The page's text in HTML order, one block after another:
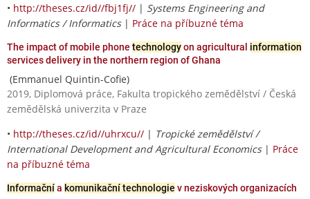
• http://theses.cz/id//fbj1fj// | Systems Engineering and
Informatics / Informatics| Práce na příbuzné téma
The impact of mobile phone technologyon agricultural information
services delivery in the northern region of Ghana
(Emmanuel Quintin-Cofie)
2019, Diplomová práce, Fakulta tropického zemědělství / Česká
zemědělská univerzita v Praze
• http://theses.cz/id//uhrxcu// | Tropické zemědělství /
International Development and Agricultural Economics| Práce
na příbuzné téma
Informačnía komunikační technologie v neziskových organizacích